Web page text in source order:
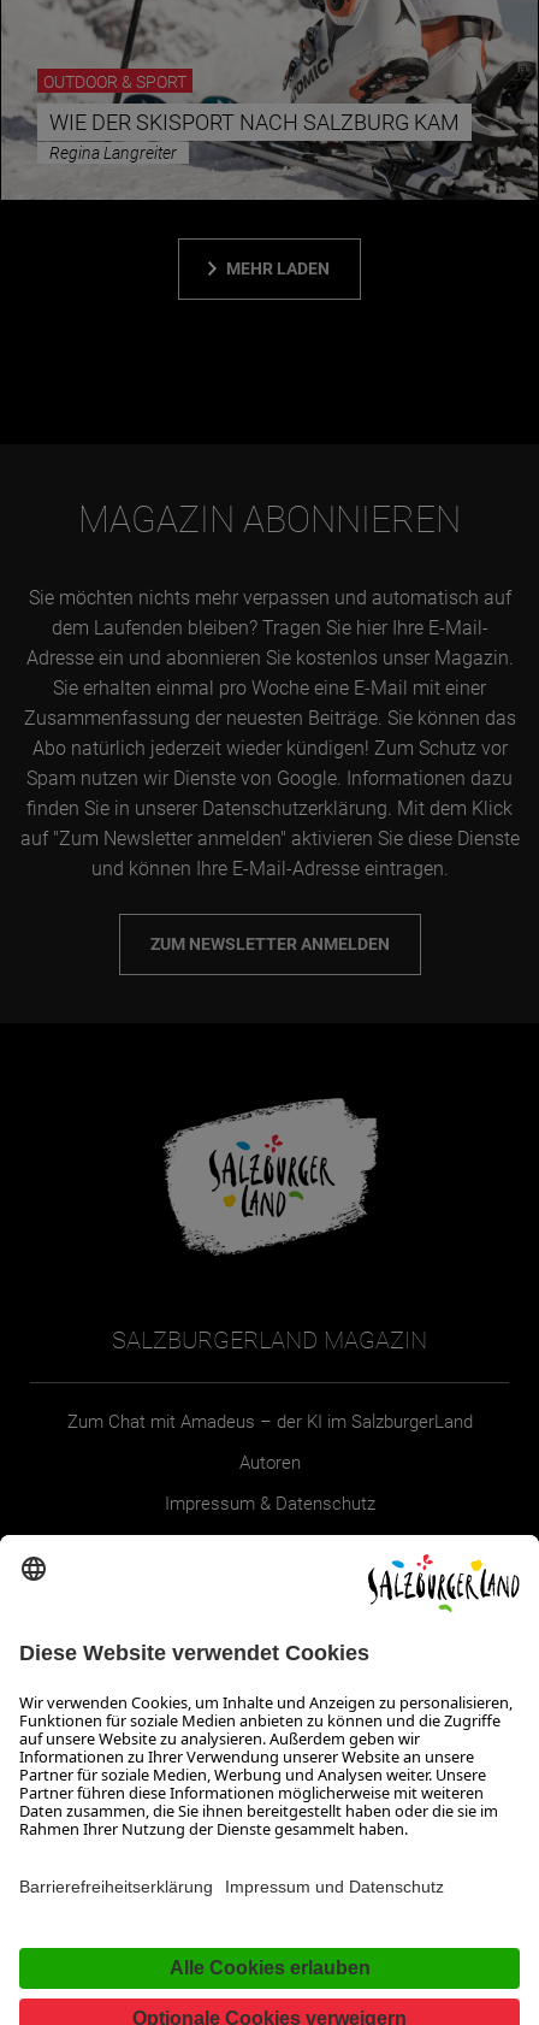
OUTDOOR & SPORT
WIE DER SKISPORT NACH SALZBURG KAM
Regina Langreiter
MEHR LADEN
MAGAZIN ABONNIEREN
Sie möchten nichts mehr verpassen und automatisch auf
dem Laufenden bleiben? Tragen Sie hier Ihre E-Mail-
Adresse ein und abonnieren Sie kostenlos unser Magazin.
Sie erhalten einmal pro Woche eine E-Mail mit einer
Zusammenfassung der neuesten Beiträge. Sie können das
Abo natürlich jederzeit wieder kündigen! Zum Schutz vor
Spam nutzen wir Dienste von Google. Informationen dazu
finden Sie in unserer Datenschutzerklärung. Mit dem Klick
auf "Zum Newsletter anmelden" aktivieren Sie diese Dienste
und können Ihre E-Mail-Adresse eintragen.
ZUM NEWSLETTER ANMELDEN
SALZBURGERLAND MAGAZIN
Zum Chat mit Amadeus – der KI im SalzburgerLand
Autoren
Impressum & Datenschutz
Infos zum Urlaub im SalzburgerLand
Veranstaltungen im SalzburgerLand
Aktuelle Urlaubsangebote
Newsroom
Presse